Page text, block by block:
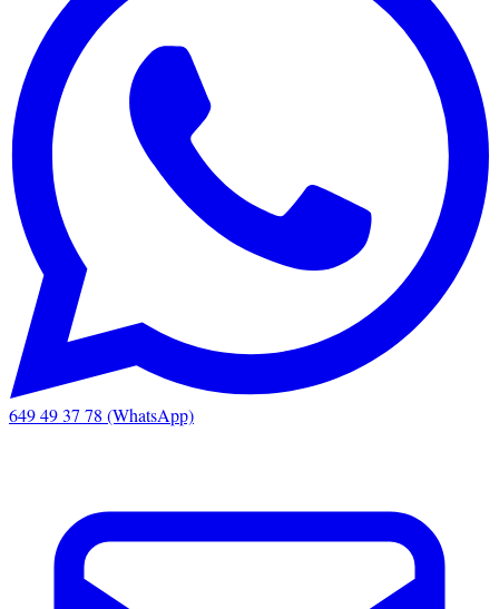
649 49 37 78 (WhatsApp)